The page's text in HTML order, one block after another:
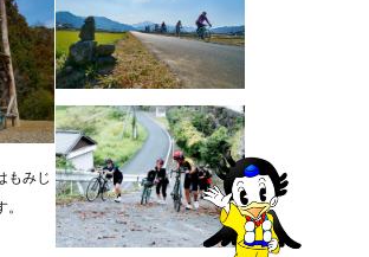
もみじ